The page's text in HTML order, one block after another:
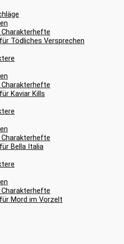
Tödliches Versprechen
Kaviar Kills
Bella Italia
Mord im Vorzelt